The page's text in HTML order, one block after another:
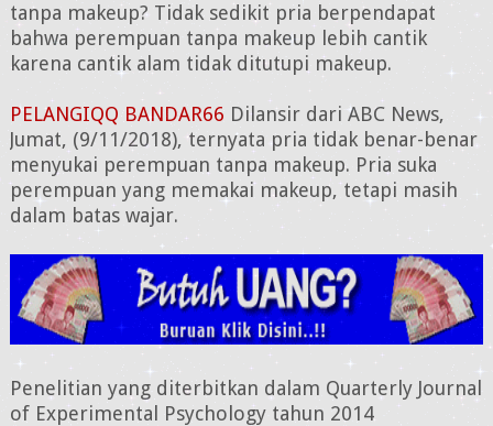
tanpa makeup? Tidak sedikit pria berpendapat
bahwa perempuan tanpa makeup lebih cantik
karena cantik alam tidak ditutupi makeup.
PELANGIQQ BANDAR66 Dilansir dari ABC News,
Jumat, (9/11/2018), ternyata pria tidak benar-benar
menyukai perempuan tanpa makeup. Pria suka
perempuan yang memakai makeup, tetapi masih
dalam batas wajar.
Penelitian yang diterbitkan dalam Quarterly Journal
of Experimental Psychology tahun 2014